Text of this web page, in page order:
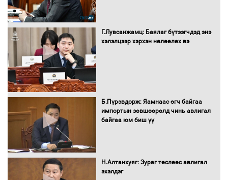
"ДЦС-3” ТӨХК-ийн нэн шаардлагатай
“Турбингенератор-5”-ын шинэчлэлийн
төсвийг шийдвэрлэхээр болов
оролцлоо
ААН-ийн нуугтмал хөрөнгийг
битүүмжлэнэ
Г.Лувсанжамц: Баялаг бүтээгчдэд энэ
хэлэлцээр хэрхэн нөлөөлөх вэ
Б.Пүрэвдорж: Яамнаас өгч байгаа
импортын зөвшөөрөлд чинь авлигал
байгаа юм биш үү
Н.Алтанхуяг: Зураг төслөөс авлигал
эхэлдэг